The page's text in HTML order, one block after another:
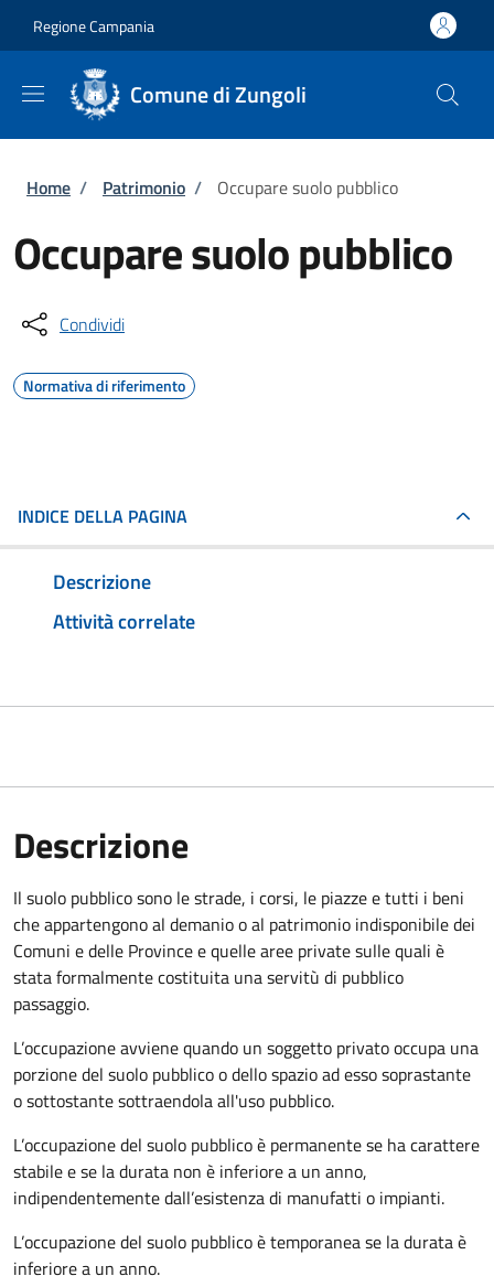
Regione Campania
Comune di Zungoli
Briciole di pane
Home / Patrimonio / Occupare suolo pubblico
Occupare suolo pubblico
Condividi
Normativa di riferimento
INDICE DELLA PAGINA
Descrizione
Attività correlate
Descrizione
Il suolo pubblico sono le strade, i corsi, le piazze e tutti i beni
che appartengono al demanio o al patrimonio indisponibile dei
Comuni e delle Province e quelle aree private sulle quali è
stata formalmente costituita una servitù di pubblico
passaggio.
L’occupazione avviene quando un soggetto privato occupa una
porzione del suolo pubblico o dello spazio ad esso soprastante
o sottostante sottraendola all'uso pubblico.
L’occupazione del suolo pubblico è permanente se ha carattere
stabile e se la durata non è inferiore a un anno,
indipendentemente dall’esistenza di manufatti o impianti.
L’occupazione del suolo pubblico è temporanea se la durata è
inferiore a un anno.